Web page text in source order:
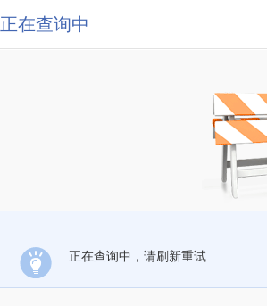
正在查询中
正在查询中，请刷新重试